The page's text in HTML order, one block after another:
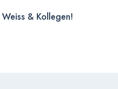
& Kollegen!